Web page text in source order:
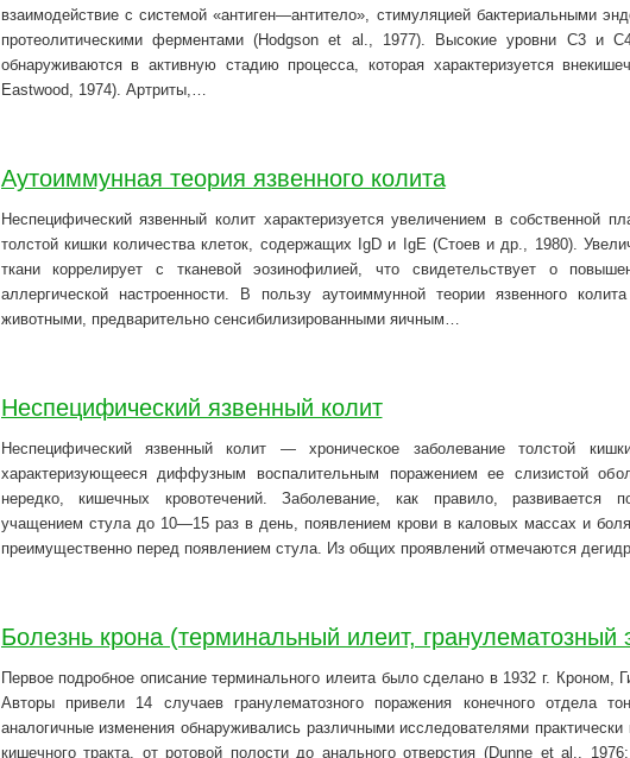
взаимодействие с системой «антиген—антитело», стимуляцией бактериальными
протеолитическими ферментами (Hodgson et al., 1977). Высокие уровни С3 и
обнаруживаются в активную стадию процесса, которая характеризуется
Eastwood, 1974). Артриты,…
Аутоиммунная теория язвенного колита
Неспецифический язвенный колит характеризуется увеличением в собственной
толстой кишки количества клеток, содержащих IgD и IgE (Стоев и др., 1980).
ткани коррелирует с тканевой эозинофилией, что свидетельствует о
аллергической настроенности. В пользу аутоиммунной теории язвенного
животными, предварительно сенсибилизированными яичным…
Неспецифический язвенный колит
Неспецифический язвенный колит — хроническое заболевание толстой
характеризующееся диффузным воспалительным поражением ее слизистой
нередко, кишечных кровотечений. Заболевание, как правило, развивается
учащением стула до 10—15 раз в день, появлением крови в каловых массах и
преимущественно перед появлением стула. Из общих проявлений отмечаются
Болезнь крона (терминальный илеит, гранулематозный
Первое подробное описание терминального илеита было сделано в 1932 г. Кроном,
Авторы привели 14 случаев гранулематозного поражения конечного отдела
аналогичные изменения обнаруживались различными исследователями
кишечного тракта, от ротовой полости до анального отверстия (Dunne et al.,